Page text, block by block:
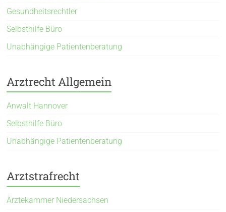
Gesundheitsrechtler
Selbsthilfe Büro
Unabhängige Patientenberatung
Arztrecht Allgemein
Anwalt Hannover
Selbsthilfe Büro
Unabhängige Patientenberatung
Arztstrafrecht
Ärztekammer Niedersachsen